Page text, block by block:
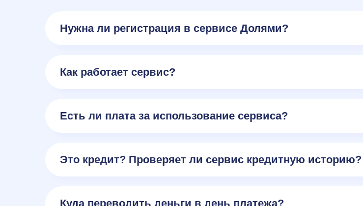
Нужна ли регистрация в сервисе Долями?
Как работает сервис?
Есть ли плата за использование сервиса?
Это кредит? Проверяет ли сервис кредитную историю?
Куда переводить деньги в день платежа?